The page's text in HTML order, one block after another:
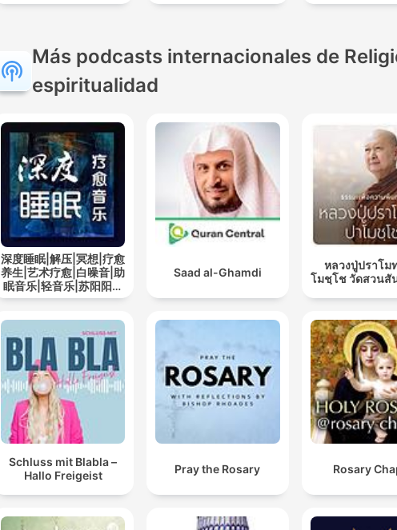
Más podcasts internacionales de
espiritualidad
深度睡眠|解压|冥想|疗愈
养生|艺术疗愈|白噪音|助
眠音乐|轻音乐|苏阳阳频
道
Saad al-Ghamdi
หลวงปู่ปราโม
โมชฺโช วัดสวนสั
Schluss mit Blabla –
Hallo Freigeist
Pray the Rosary Rosary